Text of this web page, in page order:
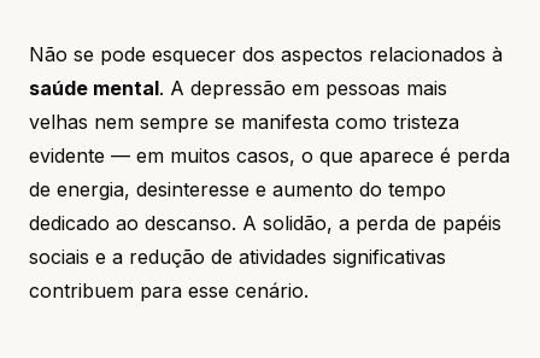
Não se pode esquecer dos aspectos relacionados à
saúde mental. A depressão em pessoas mais
velhas nem sempre se manifesta como tristeza
evidente — em muitos casos, o que aparece é perda
de energia, desinteresse e aumento do tempo
dedicado ao descanso. A solidão, a perda de papéis
sociais e a redução de atividades significativas
contribuem para esse cenário.